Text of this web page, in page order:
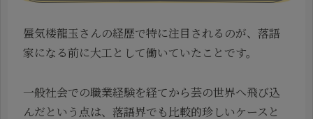
蜃気楼龍玉さんの経歴で特に注目されるのが、落語
家になる前に大工として働いていたことです。
一般社会での職業経験を経てから芸の世界へ飛び込
んだという点は、落語界でも比較的珍しいケースと